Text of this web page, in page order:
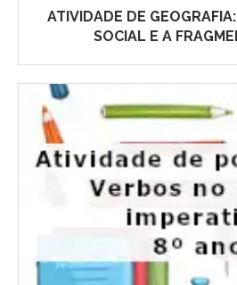
ATIVIDADE DE
SOCIAL E A